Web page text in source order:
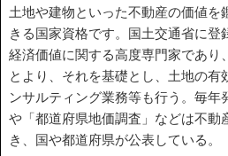
ニュース＆コ
底地・借地問
土地や建物といった不動産の価値を
きる国家資格です。国土交通省に登
経済価値に関する高度専門家であり
とより、それを基礎とし、土地の有
ンサルティング業務等も行う。毎年
や「都道府県地価調査」などは不動
き、国や都道府県が公表している。